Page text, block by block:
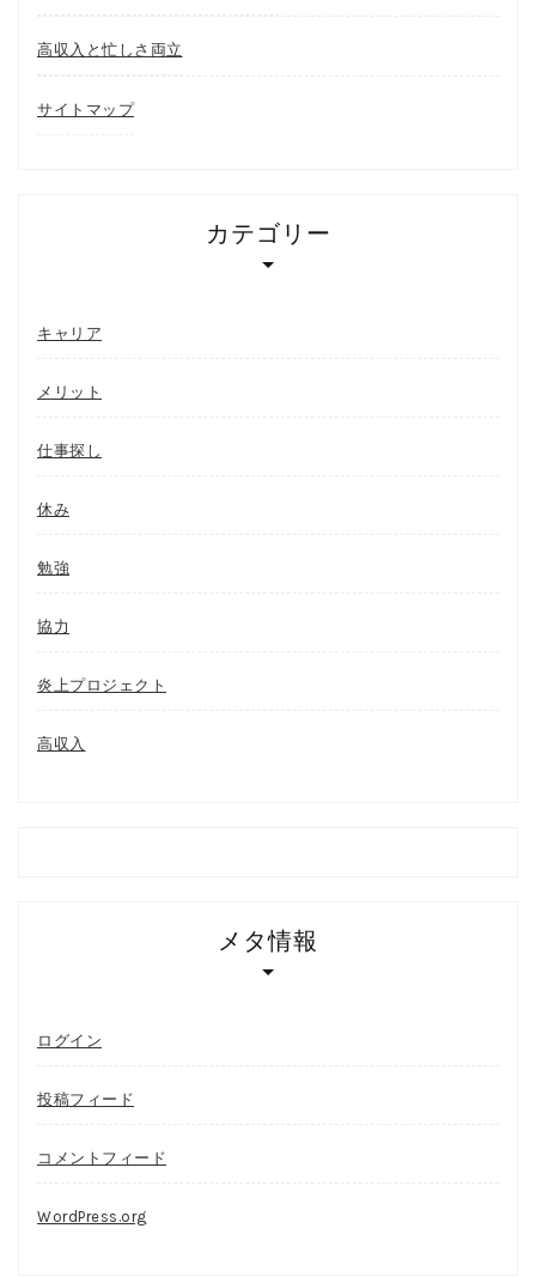
高収入と忙しさ両立
サイトマップ
カテゴリー
キャリア
メリット
仕事探し
休み
勉強
協力
炎上プロジェクト
高収入
メタ情報
ログイン
投稿フィード
コメントフィード
WordPress.org